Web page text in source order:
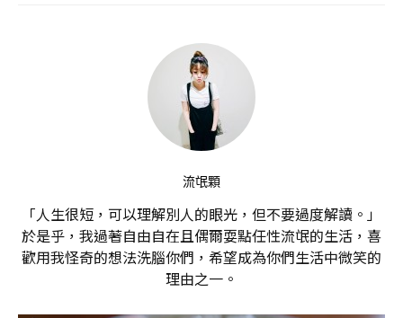
流氓顆
「人生很短，可以理解別人的眼光，但不要過度解讀。」
於是乎，我過著自由自在且偶爾耍點任性流氓的生活，喜
歡用我怪奇的想法洗腦你們，希望成為你們生活中微笑的
理由之一。